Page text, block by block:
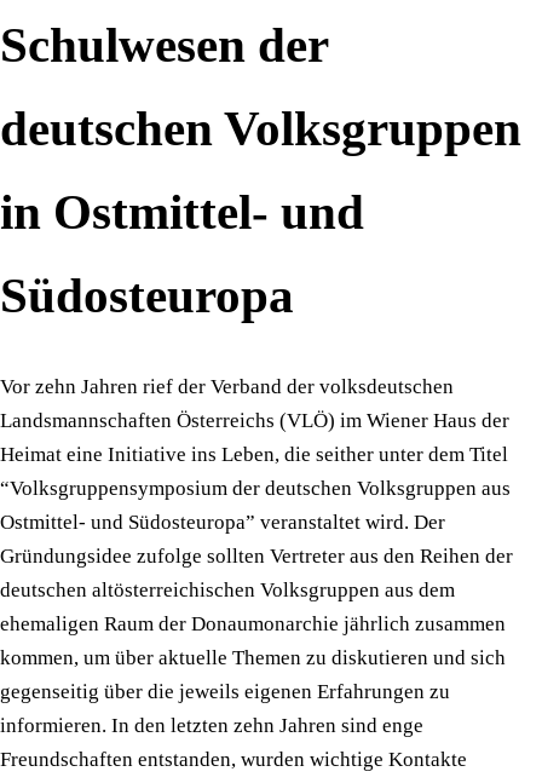
Schulwesen der
deutschen Volksgruppen
in Ostmittel- und
Südosteuropa
Vor zehn Jahren rief der Verband der volksdeutschen
Landsmannschaften Österreichs (VLÖ) im Wiener Haus der
Heimat eine Initiative ins Leben, die seither unter dem Titel
“Volksgruppensymposium der deutschen Volksgruppen aus
Ostmittel- und Südosteuropa” veranstaltet wird. Der
Gründungsidee zufolge sollten Vertreter aus den Reihen der
deutschen altösterreichischen Volksgruppen aus dem
ehemaligen Raum der Donaumonarchie jährlich zusammen
kommen, um über aktuelle Themen zu diskutieren und sich
gegenseitig über die jeweils eigenen Erfahrungen zu
informieren. In den letzten zehn Jahren sind enge
Freundschaften entstanden, wurden wichtige Kontakte